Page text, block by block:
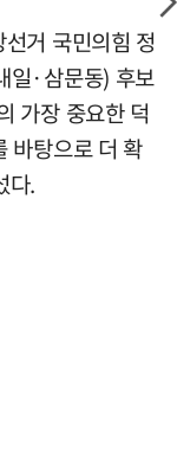
거 국민의힘 정
일·삼문동) 후보
가장 중요한 덕
바탕으로 더 확
다.